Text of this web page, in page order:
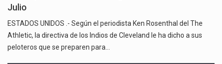
Julio
ESTADOS UNIDOS .- Según el periodista Ken Rosenthal del The
Athletic, la directiva de los Indios de Cleveland le ha dicho a sus
peloteros que se preparen para…